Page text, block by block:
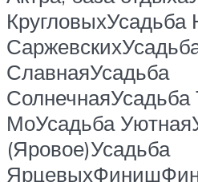
КругловыхУсадьба
СлавнаяУсадьба
СолнечнаяУсадьба
МоУсадьба
(Яровое)Усадьба